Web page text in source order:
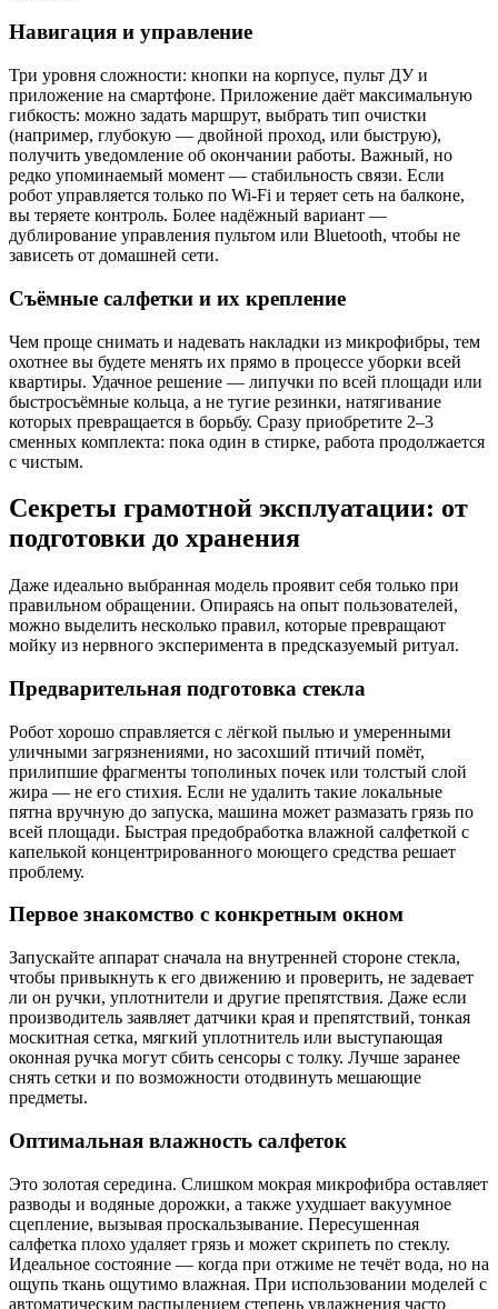
Навигация и управление
Три уровня сложности: кнопки на корпусе, пульт ДУ и
приложение на смартфоне. Приложение даёт максимальную
гибкость: можно задать маршрут, выбрать тип очистки
(например, глубокую — двойной проход, или быструю),
получить уведомление об окончании работы. Важный, но
редко упоминаемый момент — стабильность связи. Если
робот управляется только по Wi‑Fi и теряет сеть на балконе,
вы теряете контроль. Более надёжный вариант —
дублирование управления пультом или Bluetooth, чтобы не
зависеть от домашней сети.
Съёмные салфетки и их крепление
Чем проще снимать и надевать накладки из микрофибры, тем
охотнее вы будете менять их прямо в процессе уборки всей
квартиры. Удачное решение — липучки по всей площади или
быстросъёмные кольца, а не тугие резинки, натягивание
которых превращается в борьбу. Сразу приобретите 2–3
сменных комплекта: пока один в стирке, работа продолжается
с чистым.
Секреты грамотной эксплуатации: от
подготовки до хранения
Даже идеально выбранная модель проявит себя только при
правильном обращении. Опираясь на опыт пользователей,
можно выделить несколько правил, которые превращают
мойку из нервного эксперимента в предсказуемый ритуал.
Предварительная подготовка стекла
Робот хорошо справляется с лёгкой пылью и умеренными
уличными загрязнениями, но засохший птичий помёт,
прилипшие фрагменты тополиных почек или толстый слой
жира — не его стихия. Если не удалить такие локальные
пятна вручную до запуска, машина может размазать грязь по
всей площади. Быстрая предобработка влажной салфеткой с
капелькой концентрированного моющего средства решает
проблему.
Первое знакомство с конкретным окном
Запускайте аппарат сначала на внутренней стороне стекла,
чтобы привыкнуть к его движению и проверить, не задевает
ли он ручки, уплотнители и другие препятствия. Даже если
производитель заявляет датчики края и препятствий, тонкая
москитная сетка, мягкий уплотнитель или выступающая
оконная ручка могут сбить сенсоры с толку. Лучше заранее
снять сетки и по возможности отодвинуть мешающие
предметы.
Оптимальная влажность салфеток
Это золотая середина. Слишком мокрая микрофибра оставляет
разводы и водяные дорожки, а также ухудшает вакуумное
сцепление, вызывая проскальзывание. Пересушенная
салфетка плохо удаляет грязь и может скрипеть по стеклу.
Идеальное состояние — когда при отжиме не течёт вода, но на
ощупь ткань ощутимо влажная. При использовании моделей с
автоматическим распылением степень увлажнения часто